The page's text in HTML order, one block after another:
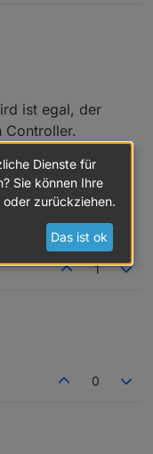
blöde Fragen zu
ich die
Controller mit "Plus"
dennoch über den
"minus" Leitungen
ist egal, der
Controller.
anders, da jede
hat. In jeder led
angesteuert
1
0
Dienste für
Sie können Ihre
zurückziehen.
Das ist ok